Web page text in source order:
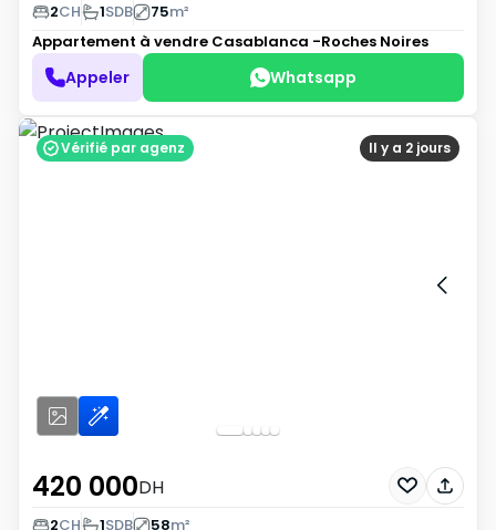
2CH 1SDB 75m²
Appartement à vendre Casablanca -Roches Noires
Appeler Whatsapp
Il y a 2 jours
Vérifié par agenz
420 000DH
2CH 1SDB 58m²